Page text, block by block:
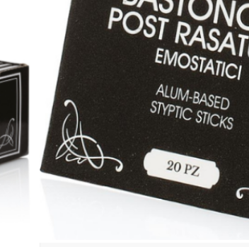
În stoc
7,50 lei
ADAUGĂ ÎN COȘ
Consultanță? Sună acum 0724